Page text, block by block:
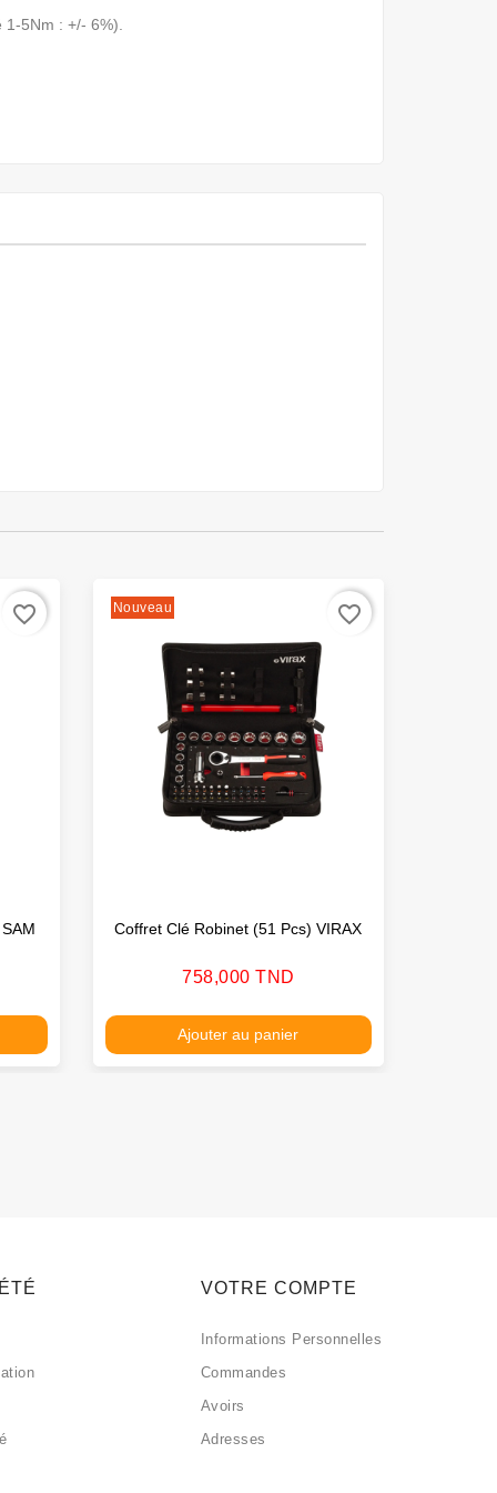
5Nm : +/- 6%).
favorite_border Nouveau
Coffret Clé Robinet (51 Pcs) VIRAX
Prix
758,000 TND
Ajouter au panier
favorite_border
VOTRE COMPTE
Informations Personnelles
Commandes
Avoirs
Adresses